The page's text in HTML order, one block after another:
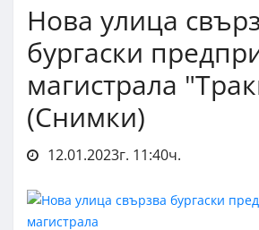
Нова улица
бургаски
магистрала
(Снимки)
12.01.2023г. 11:40ч.